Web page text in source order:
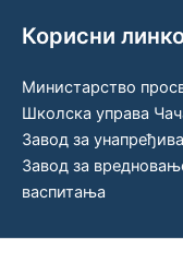
Корисни
Министарство
Школска управа
Завод за
Завод за
васпитања